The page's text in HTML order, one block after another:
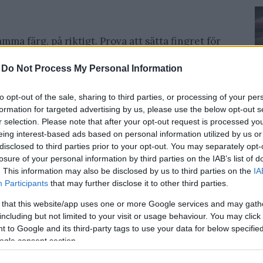
Do Not Process My Personal Information
opt-out of the sale, sharing to third parties, or processing of your
for targeted advertising by us, please use the below opt-out
selection. Please note that after your opt-out request is processed
interest-based ads based on personal information utilized by us
to third parties prior to your opt-out. You may separately
of your personal information by third parties on the IAB’s list of
This information may also be disclosed by us to third parties on the
Participants that may further disclose it to other third parties.
that this website/app uses one or more Google services and may
but not limited to your visit or usage behaviour. You may
to Google and its third-party tags to use your data for below
consent section.
färg, på riktigt. Prova att sätta fingret för
optiska illusioner man kan skapa
imponerande